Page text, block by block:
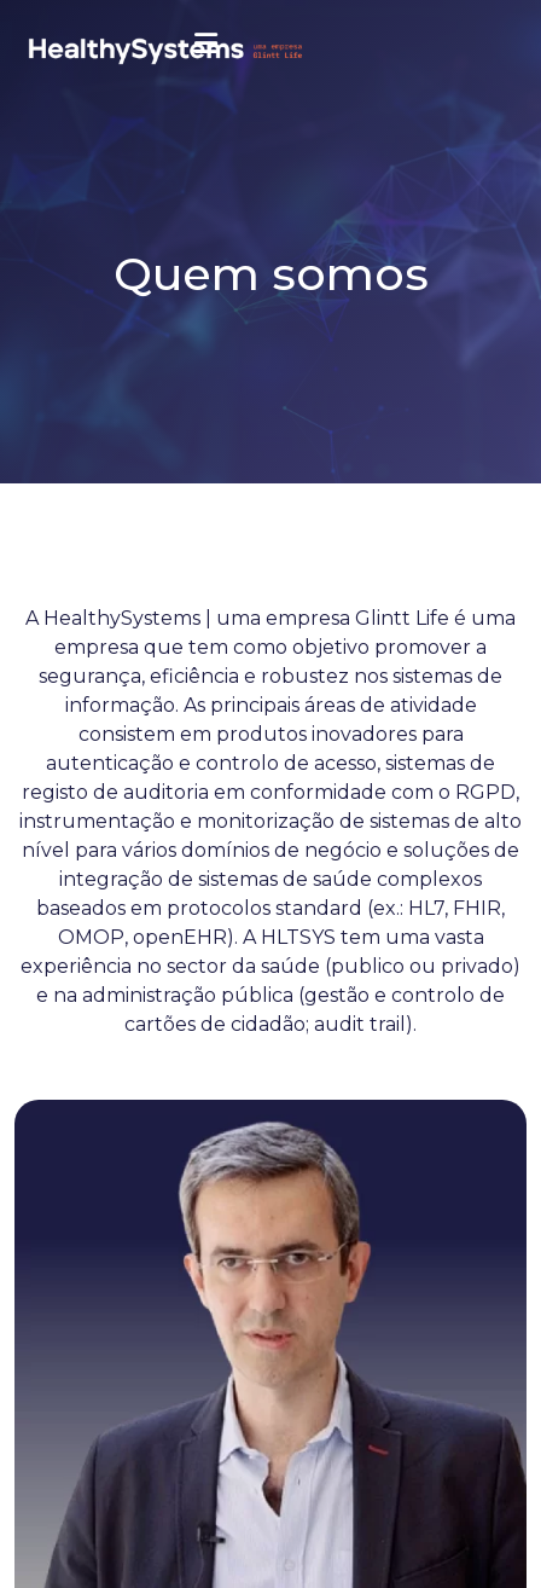
Quem somos
A HealthySystems | uma empresa Glintt Life é uma
empresa que tem como objetivo promover a
segurança, eficiência e robustez nos sistemas de
informação. As principais áreas de atividade
consistem em produtos inovadores para
autenticação e controlo de acesso, sistemas de
registo de auditoria em conformidade com o RGPD,
instrumentação e monitorização de sistemas de alto
nível para vários domínios de negócio e soluções de
integração de sistemas de saúde complexos
baseados em protocolos standard (ex.: HL7, FHIR,
OMOP, openEHR). A HLTSYS tem uma vasta
experiência no sector da saúde (publico ou privado)
e na administração pública (gestão e controlo de
cartões de cidadão; audit trail).